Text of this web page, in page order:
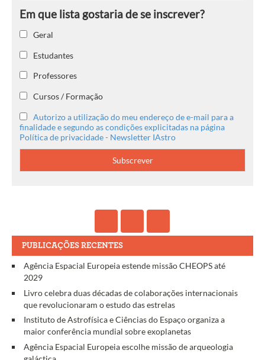
Geral
Estudantes
Professores
Cursos / Formação
Autorizo a utilização do meu endereço de e-mail para a
finalidade e segundo as condições explicitadas na página
Política de privacidade - Newsletter IAstro
PUBLICAÇÕES RECENTES
Agência Espacial Europeia estende missão CHEOPS até
2029
Livro celebra duas décadas de colaborações internacionais
que revolucionaram o estudo das estrelas
Instituto de Astrofísica e Ciências do Espaço organiza a
maior conferência mundial sobre exoplanetas
Agência Espacial Europeia escolhe missão de arqueologia